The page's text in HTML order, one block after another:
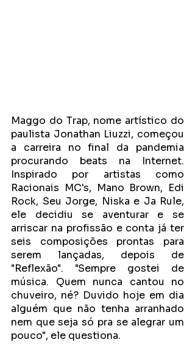
Maggo do Trap, nome artístico do
paulista Jonathan Liuzzi, começou
a carreira no final da pandemia
procurando beats na Internet.
Inspirado por artistas como
Racionais MC's, Mano Brown, Edi
Rock, Seu Jorge, Niska e Ja Rule,
ele decidiu se aventurar e se
arriscar na profissão e conta já ter
seis composições prontas para
serem lançadas, depois de
"Reflexão". "Sempre gostei de
música. Quem nunca cantou no
chuveiro, né? Duvido hoje em dia
alguém que não tenha arranhado
nem que seja só pra se alegrar um
pouco", ele questiona.